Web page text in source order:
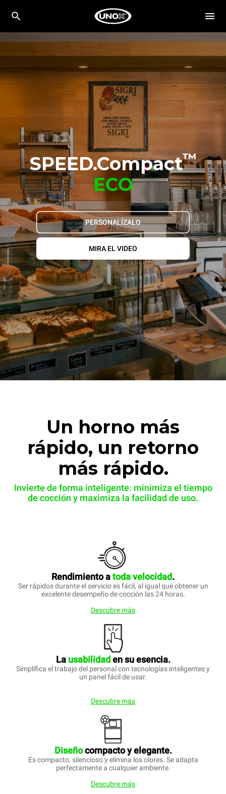
SPEED.Compact™
ECO
PERSONALÍZALO
MIRA EL VIDEO
Un horno más
rápido, un retorno
más rápido.
Invierte de forma inteligente: minimiza el tiempo
de cocción y maximiza la facilidad de uso.
Rendimiento atodavelocidad.
Ser rápidos durante el servicio es fácil, al igual que obtener un
excelente desempeño de cocción las 24 horas.
Descubre más
La usabilidad en su esencia.
Simplifica el trabajo del personal con tecnologías inteligentes y
un panel fácil de usar.
Descubre más
Diseñocompacto y elegante.
Es compacto, silencioso y elimina los olores. Se adapta
perfectamente a cualquier ambiente.
Descubre más